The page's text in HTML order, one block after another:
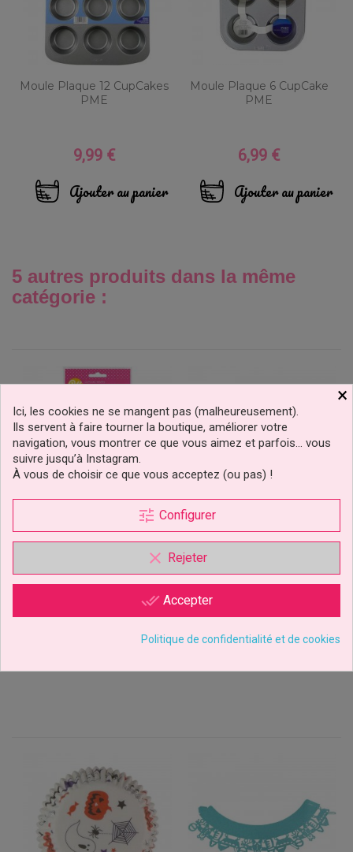
Moule Plaque 12 CupCakes
PME
Prix
9,99 €
Ajouter au panier
Moule Plaque 6 CupCake
PME
Prix
6,99 €
Ajouter au panier
5 autres produits dans la même
catégorie :
Contours Wrap À
Cupcakes Rouge & Rose
Ajouter au panier
Caissettes Cupcake Minnie
Ajouter au panier
×
Ici, les cookies ne se mangent pas (malheureusement).
Ils servent à faire tourner la boutique, améliorer votre
navigation, vous montrer ce que vous aimez et parfois… vous
suivre jusqu’à Instagram.
À vous de choisir ce que vous acceptez (ou pas) !
tune Configurer
clear Rejeter
done_all Accepter
Politique de confidentialité et de cookies